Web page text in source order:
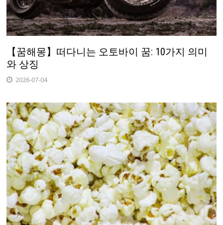
【꿈해몽】떠다니는 오토바이 꿈: 10가지 의미
와 상징
2026-07-04